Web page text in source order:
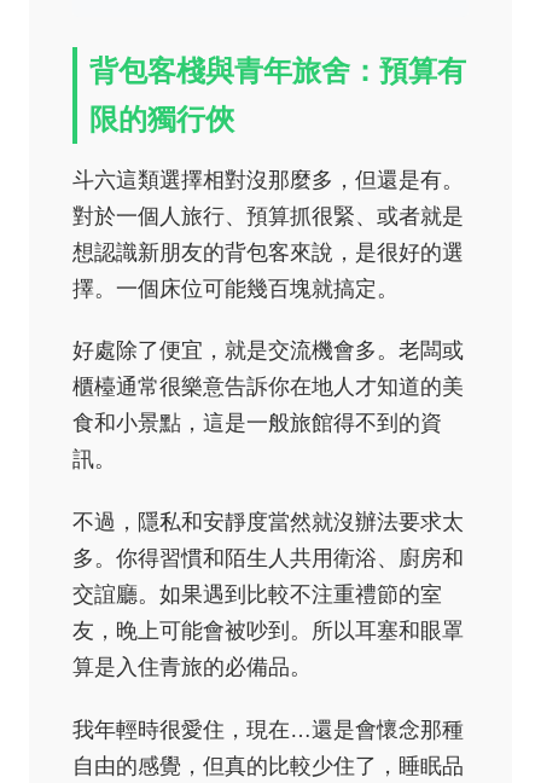
背包客棧與青年旅舍：預算有
限的獨行俠
斗六這類選擇相對沒那麼多，但還是有。
對於一個人旅行、預算抓很緊、或者就是
想認識新朋友的背包客來說，是很好的選
擇。一個床位可能幾百塊就搞定。
好處除了便宜，就是交流機會多。老闆或
櫃檯通常很樂意告訴你在地人才知道的美
食和小景點，這是一般旅館得不到的資
訊。
不過，隱私和安靜度當然就沒辦法要求太
多。你得習慣和陌生人共用衛浴、廚房和
交誼廳。如果遇到比較不注重禮節的室
友，晚上可能會被吵到。所以耳塞和眼罩
算是入住青旅的必備品。
我年輕時很愛住，現在…還是會懷念那種
自由的感覺，但真的比較少住了，睡眠品